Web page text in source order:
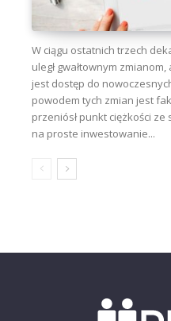
W ciągu ostatnich trzech
uległ gwałtownym
jest dostęp do
powodem tych zmian jest
przeniósł punkt ciężkości
na proste inwestowanie...